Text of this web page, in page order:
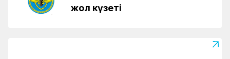
жол күзеті